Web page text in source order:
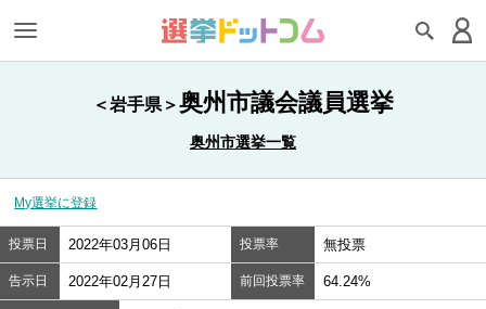
＜岩手県＞奥州市議会議員選挙
奥州市選挙一覧
My選挙に登録
投票日 2022年03月06日 投票率 無投票
告示日 2022年02月27日 前回投票率 64.24%